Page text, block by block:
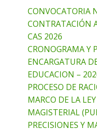
CONVOCATORIA
CONTRATACIÓN
CAS 2026
CRONOGRAMA Y
ENCARGATURA
EDUCACION –
PROCESO DE
MARCO DE LA
MAGISTERIAL
PRECISIONES Y